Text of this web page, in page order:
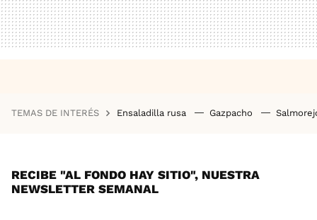
TEMAS DE INTERÉS Ensaladilla rusa Gazpacho
RECIBE "AL FONDO HAY SITIO", NUESTRA
NEWSLETTER SEMANAL